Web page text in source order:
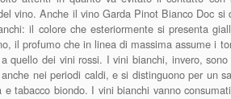
vino. Anche il vino Garda Pinot Bianco Doc
il colore che esteriormente si presenta
il profumo che in linea di massima assume i
quello dei vini rossi. I vini bianchi, invero,
nei periodi caldi, e si distinguono per un
e tabacco biondo. I vini bianchi vanno